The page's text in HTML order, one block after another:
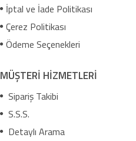
İptal ve İade Politikası
Çerez Politikası
Ödeme Seçenekleri
MÜŞTERİ HİZMETLERİ
Sipariş Takibi
S.S.S.
Detaylı Arama